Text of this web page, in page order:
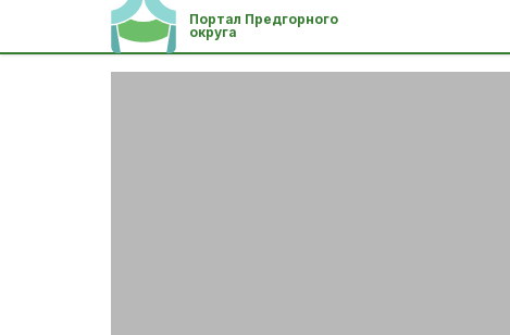
Портал Предгорного
округа